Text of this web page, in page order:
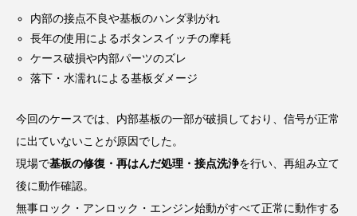
内部の接点不良や基板のハンダ剥がれ
長年の使用によるボタンスイッチの摩耗
ケース破損や内部パーツのズレ
落下・水濡れによる基板ダメージ
今回のケースでは、内部基板の一部が破損しており、信号が正常
に出ていないことが原因でした。
現場で基板の修復・再はんだ処理・接点洗浄を行い、再組み立て
後に動作確認。
無事ロック・アンロック・エンジン始動がすべて正常に動作する